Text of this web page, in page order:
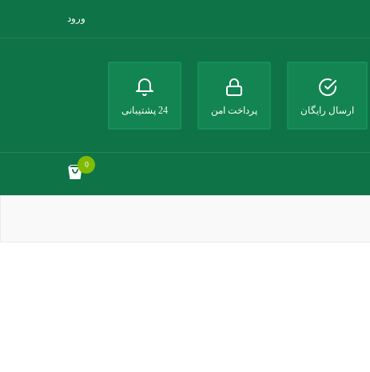
ورود
ارسال رایگان پرداخت امن 24 پشتیبانی
0